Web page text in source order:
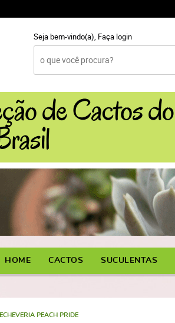
Seja bem-vindo(a), Faça login
HOME CACTOS SUCULENTAS
ECHEVERIA PEACH PRIDE